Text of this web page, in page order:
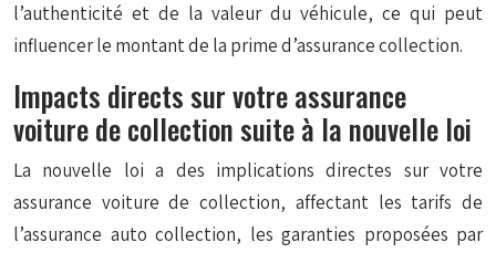
l’authenticité et de la valeur du véhicule, ce qui peut
influencer le montant de la prime d’assurance collection.
Impacts directs sur votre assurance
voiture de collection suite à la nouvelle loi
La nouvelle loi a des implications directes sur votre
assurance voiture de collection, affectant les tarifs de
l’assurance auto collection, les garanties proposées par